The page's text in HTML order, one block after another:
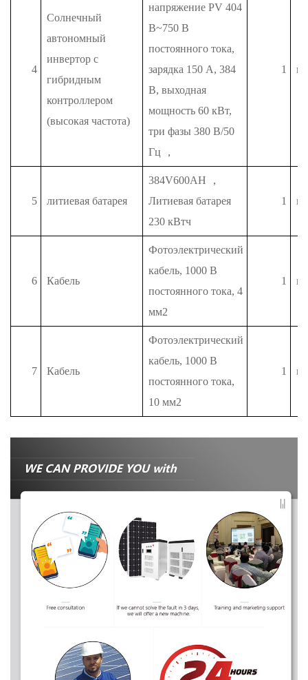
4
Солнечный
автономный
инвертор с
гибридным
контроллером
(высокая частота)
напряжение PV 404
В~750 В
постоянного тока,
зарядка 150 А, 384
В, выходная
мощность 60 кВт,
три фазы 380 В/50
Гц
，
1 п
5 литиевая батарея
384V600AH
，
Литиевая батарея
230 кВтч
1 п
6 Кабель
Фотоэлектрический
кабель, 1000 В
постоянного тока, 4
мм2
1 п
7 Кабель
Фотоэлектрический
кабель, 1000 В
постоянного тока,
10 мм2
1 п